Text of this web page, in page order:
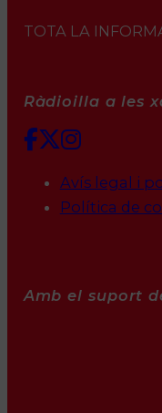
TOTA LA
Ràdioilla a les
Avís legal i
Política de
Amb el suport